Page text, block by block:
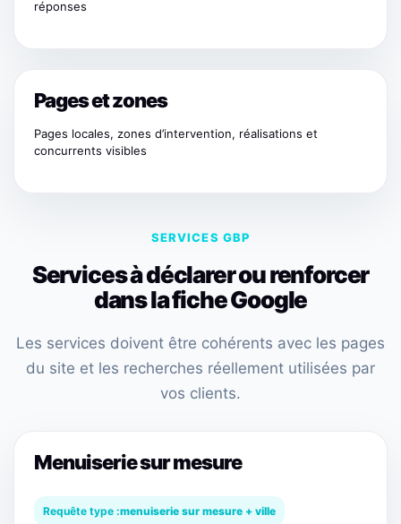
réponses
Pages et zones
Pages locales, zones d’intervention, réalisations et
concurrents visibles
SERVICES GBP
Services à déclarer ou renforcer
dans la fiche Google
Les services doivent être cohérents avec les pages
du site et les recherches réellement utilisées par
vos clients.
Menuiserie sur mesure
Requête type :menuiserie sur mesure + ville